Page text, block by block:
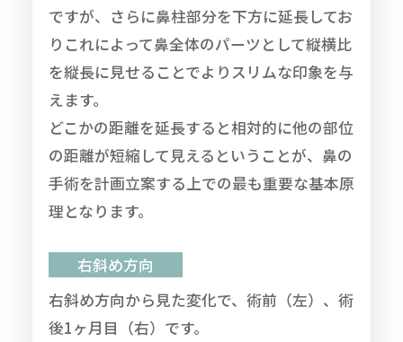
ですが、さらに鼻柱部分を下方に延長してお
りこれによって鼻全体のパーツとして縦横比
を縦長に見せることでよりスリムな印象を与
えます。
どこかの距離を延長すると相対的に他の部位
の距離が短縮して見えるということが、鼻の
手術を計画立案する上での最も重要な基本原
理となります。
右斜め方向
右斜め方向から見た変化で、術前（左）、術
後1ヶ月目（右）です。